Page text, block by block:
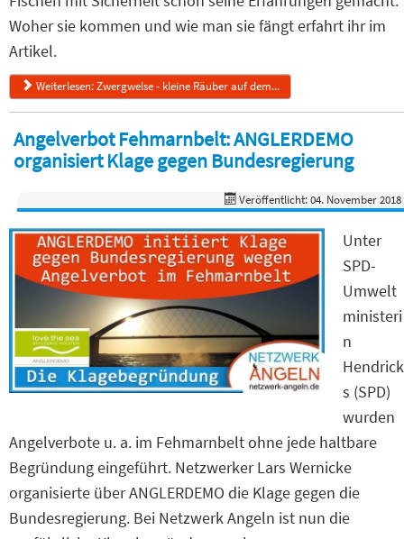
Woher sie kommen und wie man sie fängt erfahrt ihr im
Artikel.
Weiterlesen: Zwergwelse - kleine Räuber auf dem...
Angelverbot Fehmarnbelt: ANGLERDEMO
organisiert Klage gegen Bundesregierung
Veröffentlicht: 04. November 2018
Unter
SPD-
Umwelt
ministeri
n
Hendrick
s (SPD)
wurden
Angelverbote u. a. im Fehmarnbelt ohne jede haltbare
Begründung eingeführt. Netzwerker Lars Wernicke
organisierte über ANGLERDEMO die Klage gegen die
Bundesregierung. Bei Netzwerk Angeln ist nun die